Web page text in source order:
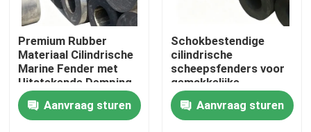
Fabriekstocht
Kwaliteitscontrole
Vraag een offerte
Premium Rubber
Materiaal Cilindrische
Marine Fender met
Uitstekende Demping
en Op Maat Gemaakte
Maten Beschikbaar
Aanvraag sturen
Schokbestendige
cilindrische
scheepsfenders voor
gemakkelijke
installatie en
weerbescherming
tegen zoutwater
Aanvraag sturen